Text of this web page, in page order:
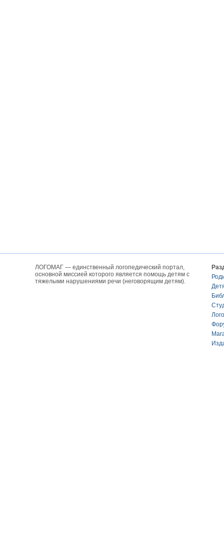
ЛОГОМАГ — единственный логопедический портал,
основной миссией которого является помощь детям с
тяжелыми нарушениями речи (неговорящим детям).